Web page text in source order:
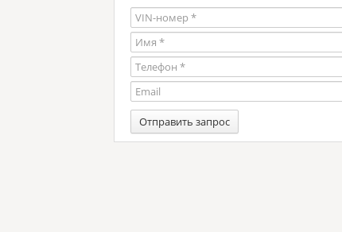
Отправить запрос